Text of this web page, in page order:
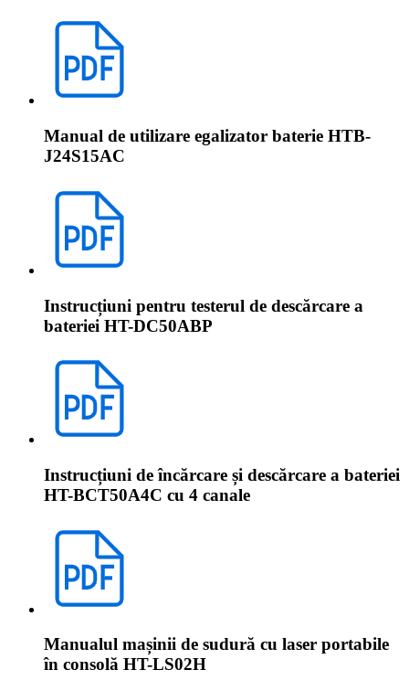
Manual de utilizare egalizator baterie HTB-
J24S15AC
Instrucțiuni pentru testerul de descărcare a
bateriei HT-DC50ABP
Instrucțiuni de încărcare și descărcare a bateriei
HT-BCT50A4C cu 4 canale
Manualul mașinii de sudură cu laser portabile
în consolă HT-LS02H